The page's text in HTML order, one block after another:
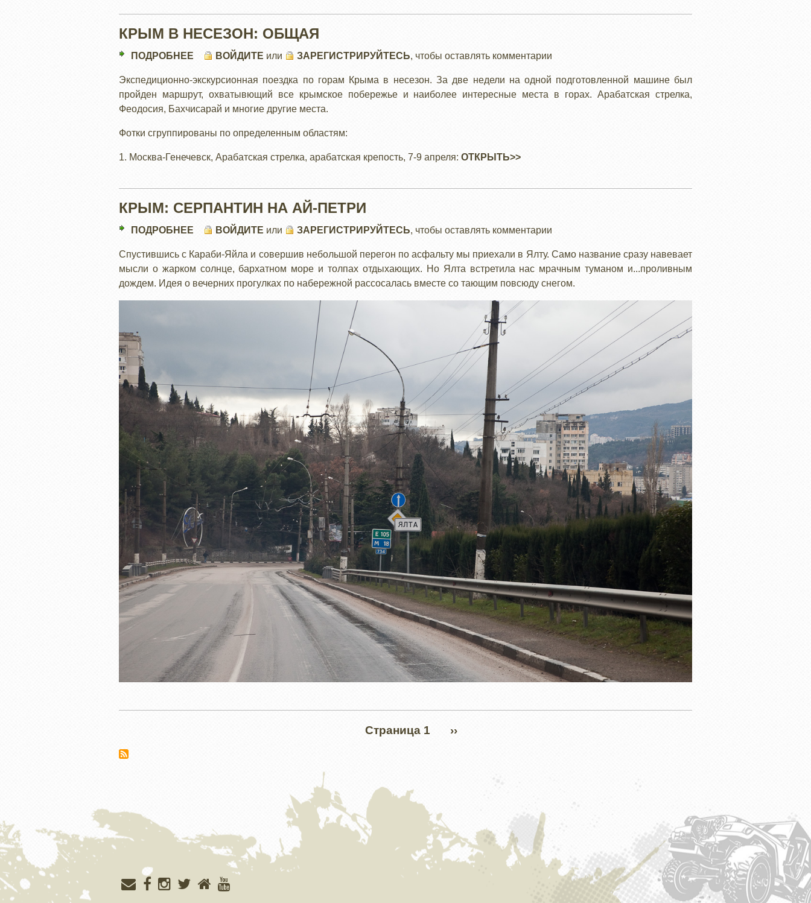
КРЫМ В НЕСЕЗОН: ОБЩАЯ
ПОДРОБНЕЕ
В
НЕСЕЗОН:
ОБЩАЯ
ВОЙДИТЕ или ЗАРЕГИСТРИРУЙТЕСЬ, чтобы оставлять комментарии
Экспедиционно-экскурсионная поездка по горам Крыма в несезон. За две недели на одной подготовленной машине был
пройден маршрут, охватывющий все крымское побережье и наиболее интересные места в горах. Арабатская стрелка,
Феодосия, Бахчисарай и многие другие места.
Фотки сгруппированы по определенным областям:
1. Москва-Генечевск, Арабатская стрелка, арабатская крепость, 7-9 апреля: ОТКРЫТЬ>>
КРЫМ: СЕРПАНТИН НА АЙ-ПЕТРИ
ПОДРОБНЕЕ
СЕРПАНТИН
НА
АЙ-
ПЕТРИ
ВОЙДИТЕ или ЗАРЕГИСТРИРУЙТЕСЬ, чтобы оставлять комментарии
Спустившись с Караби-Яйла и совершив небольшой перегон по асфальту мы приехали в Ялту. Само название сразу навевает
мысли о жарком солнце, бархатном море и толпах отдыхающих. Но Ялта встретила нас мрачным туманом и...проливным
дождем. Идея о вечерних прогулках по набережной рассосалась вместе со тающим повсюду снегом.
Страница 1
СЛЕДУЮЩАЯ
››